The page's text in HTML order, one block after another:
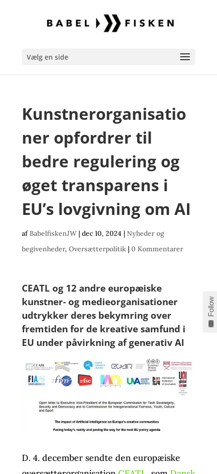
Vælg en side
Kunstnerorganisatio
ner opfordrer til
bedre regulering og
øget transparens i
EU’s lovgivning om AI
afBabelfiskenJW| dec 10, 2024 | Nyheder og
begivenheder, Oversætterpolitik| 0 Kommentarer
CEATL og 12 andre europæiske
kunstner- og medieorganisationer
udtrykker deres bekymring over
fremtiden for de kreative samfund i
EU under påvirkning af generativ AI
D. 4. december sendte den europæiske
Follow